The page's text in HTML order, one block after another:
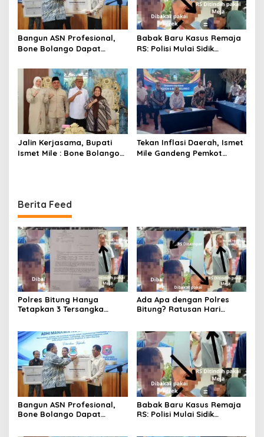
Bangun ASN Profesional,
Bone Bolango Dapat
Nugraha Pratama
Babak Baru Kasus Remaja
RS: Polisi Mulai Sidik
yang Dilakukan Tito Cs
Jalin Kerjasama, Bupati
Ismet Mile : Bone Bolango
Tekan Inflasi Daerah, Ismet
Mile Gandeng Pemkot
Berita Feed
Polres Bitung Hanya
Tetapkan 3 Tersangka
Menjemput Paksa?
Ada Apa dengan Polres
Bitung? Ratusan Hari
Hukum!
Bangun ASN Profesional,
Bone Bolango Dapat
Babak Baru Kasus Remaja
RS: Polisi Mulai Sidik